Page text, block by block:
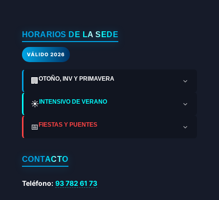
HORARIOS DE LA SEDE
VÁLIDO 2026
🏢 OTOÑO, INV Y PRIMAVERA
☀️INTENSIVO DE VERANO
📅FIESTAS Y PUENTES
CONTACTO
Teléfono: 93 782 61 73